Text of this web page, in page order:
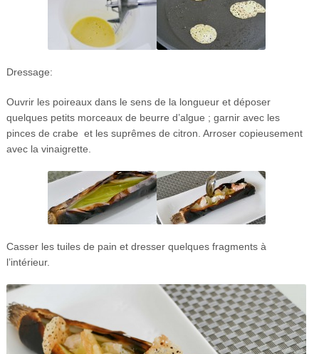
Dressage:
Ouvrir les poireaux dans le sens de la longueur et déposer
quelques petits morceaux de beurre d’algue ; garnir avec les
pinces de crabe et les suprêmes de citron. Arroser copieusement
avec la vinaigrette.
Casser les tuiles de pain et dresser quelques fragments à
l’intérieur.